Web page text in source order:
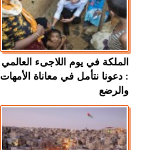
الملكة في يوم اللاجىء العالمي
: دعونا نتأمل في معاناة الأمهات
والرضع